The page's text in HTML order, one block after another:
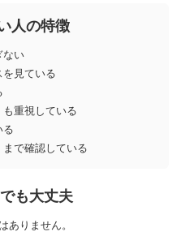
人の特徴
ない
見ている
重視している
る
まで確認している
も大丈夫
ありません。